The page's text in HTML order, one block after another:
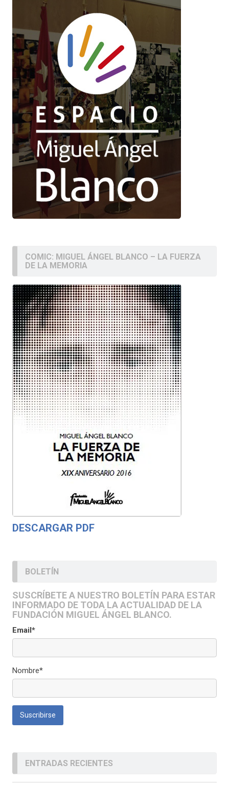
COMIC: MIGUEL ÁNGEL BLANCO – LA FUERZA
DE LA MEMORIA
DESCARGAR PDF
BOLETÍN
SUSCRÍBETE A NUESTRO BOLETÍN PARA ESTAR
INFORMADO DE TODA LA ACTUALIDAD DE LA
FUNDACIÓN MIGUEL ÁNGEL BLANCO.
Email*
Nombre*
ENTRADAS RECIENTES